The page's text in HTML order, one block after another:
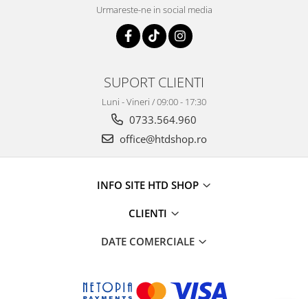
Urmareste-ne in social media
SUPORT CLIENTI
Luni - Vineri / 09:00 - 17:30
0733.564.960
office@htdshop.ro
INFO SITE HTD SHOP
CLIENTI
DATE COMERCIALE